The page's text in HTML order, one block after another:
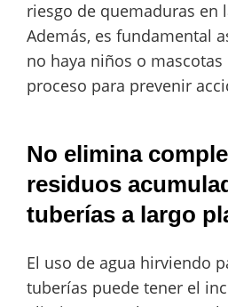
riesgo de quemaduras en
Además, es fundamental
no haya niños o
proceso para prevenir
No elimina
residuos
tuberías a largo
El uso de agua hirviendo
tuberías puede tener el